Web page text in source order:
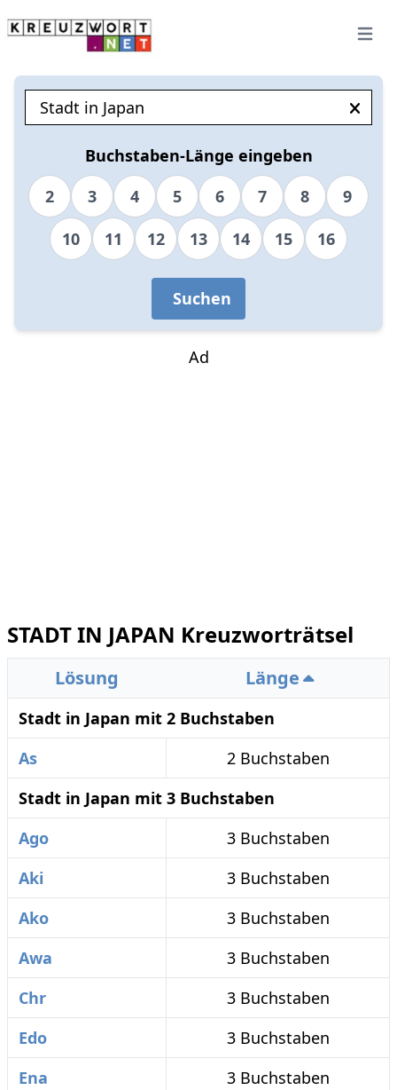
Open
Buchstaben-Länge eingeben
2
3 4 5 6 7 8
9
10
11 12 13 14 15 16
Suchen
Ad
STADT IN JAPAN Kreuzworträtsel
Lösung Länge
Stadt in Japan mit 2 Buchstaben
As
2 Buchstaben
Stadt in Japan mit 3 Buchstaben
Ago
3 Buchstaben
Aki
3 Buchstaben
Ako
3 Buchstaben
Awa
3 Buchstaben
Chr
3 Buchstaben
Edo
3 Buchstaben
Ena
3 Buchstaben